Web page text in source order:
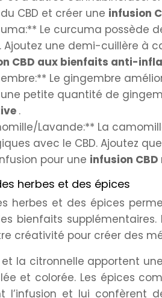
CBD et créer une infusion
Le curcuma possède
Ajoutez une demi-cuillère à
CBD aux bienfaits anti-
Le gingembre
une petite quantité de
.
Lavande:** La
avec le CBD. Ajoutez
pour une infusion
herbes et des épices
herbes et des épices
bienfaits
créativité pour créer des
la citronnelle apportent
et colorée. Les épices
l’infusion et lui confèrent